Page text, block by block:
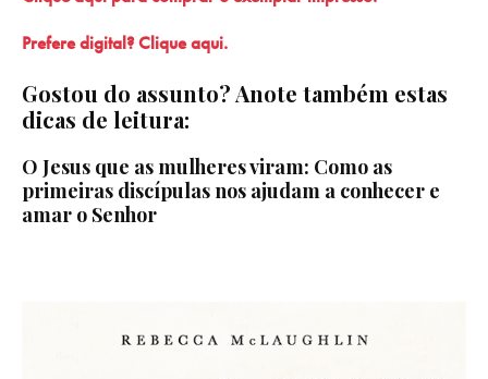
Prefere digital? Clique aqui.
Gostou do assunto? Anote também estas
dicas de leitura:
O Jesus que as mulheres viram: Como as
primeiras discípulas nos ajudam a conhecer e
amar o Senhor